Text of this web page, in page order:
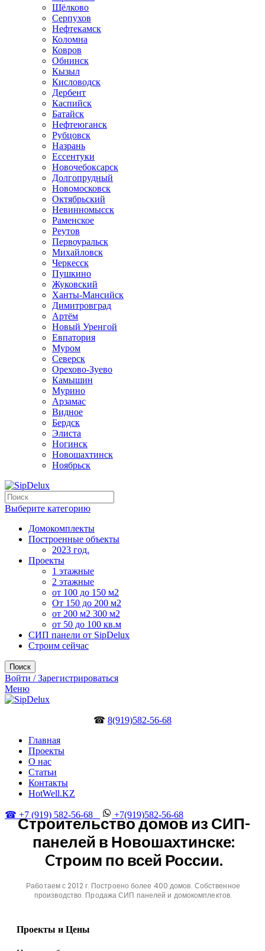
Щёлково
Серпухов
Нефтекамск
Коломна
Ковров
Обнинск
Кызыл
Кисловодск
Дербент
Каспийск
Батайск
Нефтеюганск
Рубцовск
Назрань
Ессентуки
Новочебоксарск
Долгопрудный
Новомосковск
Октябрьский
Невинномысск
Раменское
Реутов
Первоуральск
Михайловск
Черкесск
Пушкино
Жуковский
Ханты-Мансийск
Димитровград
Артём
Новый Уренгой
Евпатория
Муром
Северск
Орехово-Зуево
Камышин
Мурино
Арзамас
Видное
Бердск
Элиста
Ногинск
Новошахтинск
Ноябрьск
Выберите категорию
Домокомплекты
Построенные объекты
2023 год.
Проекты
1 этажные
2 этажные
от 100 до 150 м2
От 150 до 200 м2
от 200 м2 300 м2
от 50 до 100 кв.м
СИП панели от SipDelux
Строим сейчас
Поиск
Войти / Зарегистрироваться
Меню
☎ 8(919)582-56-68
Главная
Проекты
О нас
Статьи
Контакты
HotWell.KZ
☎ +7 (919) 582-56-68 +7(919)582-56-68
Строительство домов из СИП-
панелей в Новошахтинске:
Cтроим по всей России.
Работаем с 2012 г. Построено более 400 домов. Собственное
производство. Продажа СИП панелей и домокомплектов.
Проекты и Цены